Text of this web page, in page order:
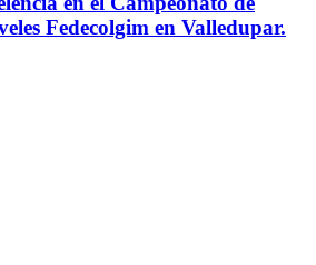
Fedecolgim en Valledupar.